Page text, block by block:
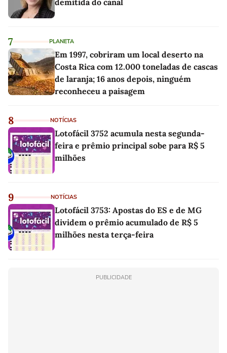
demitida do canal
7 PLANETA
Em 1997, cobriram um local deserto na
Costa Rica com 12.000 toneladas de cascas
de laranja; 16 anos depois, ninguém
reconheceu a paisagem
8 NOTÍCIAS
Lotofácil 3752 acumula nesta segunda-
feira e prêmio principal sobe para R$ 5
milhões
9 NOTÍCIAS
Lotofácil 3753: Apostas do ES e de MG
dividem o prêmio acumulado de R$ 5
milhões nesta terça-feira
PUBLICIDADE